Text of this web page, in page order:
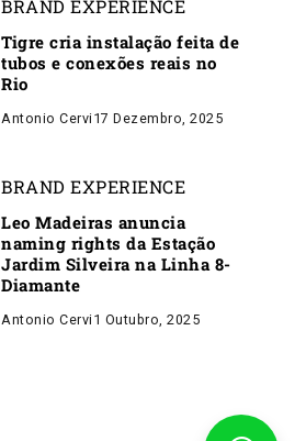
BRAND EXPERIENCE
Tigre cria instalação feita de
tubos e conexões reais no
Rio
Antonio Cervi 17 Dezembro, 2025
BRAND EXPERIENCE
Leo Madeiras anuncia
naming rights da Estação
Jardim Silveira na Linha 8-
Diamante
Antonio Cervi 1 Outubro, 2025